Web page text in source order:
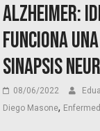
Alzheimer:
funciona
sinapsis
08/06/2022
Diego Masone,